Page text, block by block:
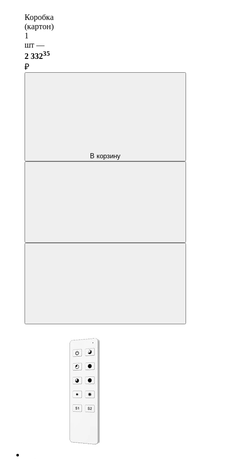
Коробка
(картон)
1
шт —
2 33235
₽
В корзину